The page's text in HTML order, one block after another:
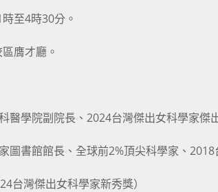
至4時30分。
膺才廳。
學院副院長、2024台灣傑出女科學家傑出
圖書館館長、全球前2%頂尖科學家、2018
台灣傑出女科學家新秀獎）